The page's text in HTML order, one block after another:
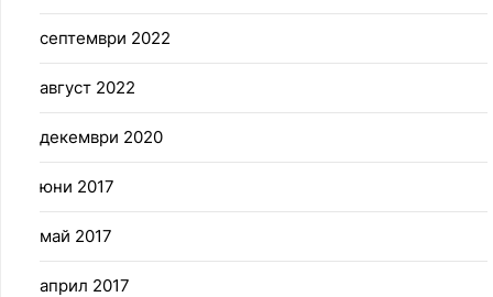
септември 2022
август 2022
декември 2020
юни 2017
май 2017
април 2017